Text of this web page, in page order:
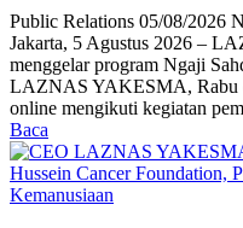
Public Relations 05/08/2026
Jakarta, 5 Agustus 2026 –
menggelar program Ngaji
LAZNAS YAKESMA, Rabu
online mengikuti kegiatan
Baca